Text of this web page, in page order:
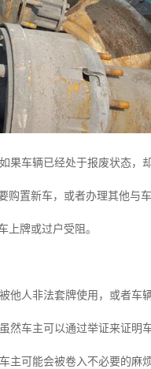
果车辆已经处于报废状态，
置新车，或者办理其他与
上牌或过户受阻。
他人非法套牌使用，或者车
车主可以通过举证来证明
主可能会被卷入不必要的麻烦